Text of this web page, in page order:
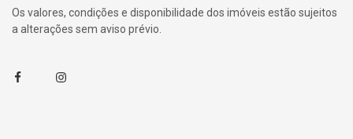
Os valores, condições e disponibilidade dos imóveis estão sujeitos
a alterações sem aviso prévio.
FacebookInstagram